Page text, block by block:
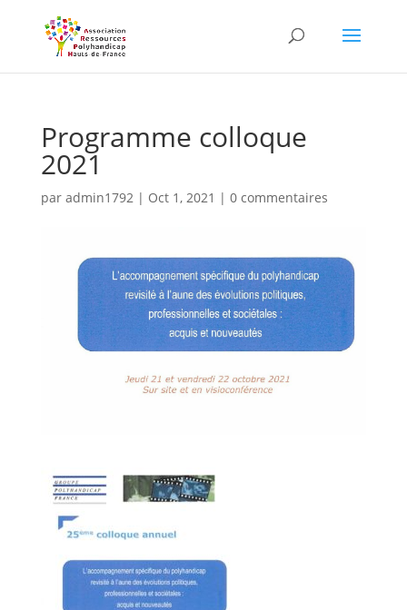
content
Programme colloque
2021
par admin1792| Oct 1, 2021 | 0 commentaires